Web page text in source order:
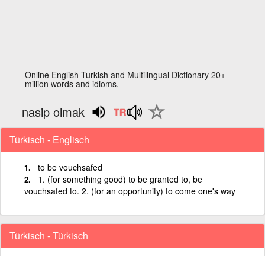
Online English Turkish and Multilingual Dictionary 20+
million words and idioms.
nasip olmak
Türkisch - Englisch
to be vouchsafed
1. (for something good) to be granted to, be
vouchsafed to. 2. (for an opportunity) to come one's way
Türkisch - Türkisch